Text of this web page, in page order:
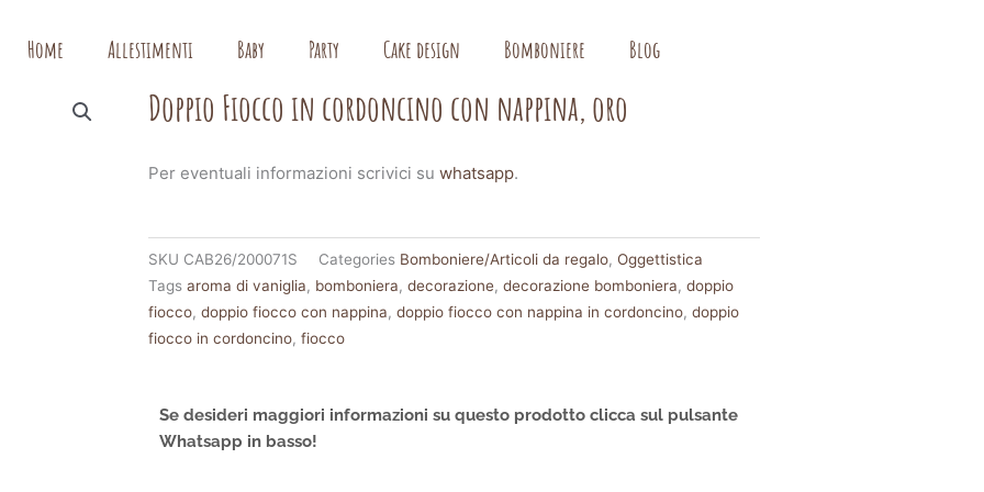
Home Allestimenti Baby Party Cake design Bomboniere Blog
Doppio Fiocco in cordoncino con nappina, oro
Per eventuali informazioni scrivici suwhatsapp.
SKU CAB26/200071S Categories Bomboniere/Articoli da regalo,Oggettistica
Tags aroma di vaniglia, bomboniera,decorazione,decorazione bomboniera,doppio
fiocco,doppio fiocco con nappina,doppio fiocco con nappina in cordoncino,doppio
fiocco in cordoncino,fiocco
Se desideri maggiori informazioni su questo prodotto clicca sul pulsante
Whatsapp in basso!